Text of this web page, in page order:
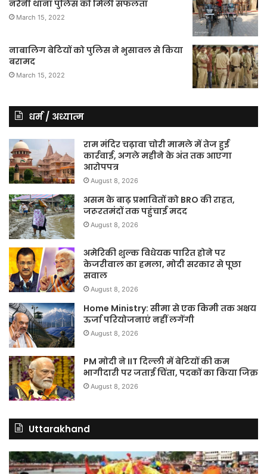
नरैनी थाना पुलिस को मिली सफलता
March 15, 2022
नाबालिग बेटियों को पुलिस ने भुसावल से किया
बरामद
March 15, 2022
धर्म / अध्यात्म
राम मंदिर चढ़ावा चोरी मामले में तेज हुई
कार्रवाई, अगले महीने के अंत तक आएगा
आरोपपत्र
August 8, 2026
असम के बाढ़ प्रभावितों को BRO की राहत,
जरूरतमंदों तक पहुंचाई मदद
August 8, 2026
अमेरिकी शुल्क विधेयक पारित होने पर
केजरीवाल का हमला, मोदी सरकार से पूछा
सवाल
August 8, 2026
Home Ministry: सीमा से एक किमी तक अक्षय
ऊर्जा परियोजनाएं नहीं लगेंगी
August 8, 2026
PM मोदी ने IIT दिल्ली में बेटियों की कम
भागीदारी पर जताई चिंता, पदकों का किया जिक्र
August 8, 2026
Uttarakhand